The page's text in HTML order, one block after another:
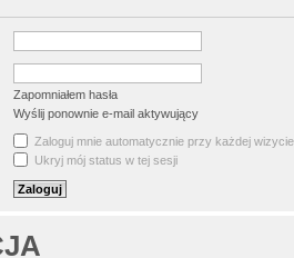
Zapomniałem hasła
Wyślij ponownie e-mail aktywujący
Zaloguj mnie automatycznie przy każdej wizycie
Ukryj mój status w tej sesji